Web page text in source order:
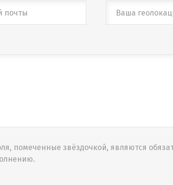
помеченные звёздочкой, являются